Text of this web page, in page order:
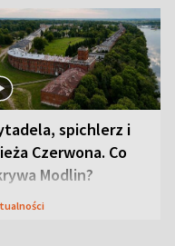
spichlerz i
Czerwona. Co
Modlin?